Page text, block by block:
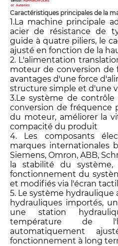
Caractéristiques principales de la
1.La machine principale
acier de résistance de
guide à quatre piliers, le
ajusté en fonction de la
2. L'alimentation
moteur de conversion de
avantages d'une force
structure simple et d'une
3.Le système de
conversion de fréquence
du moteur, améliorer la
compacité du produit
4. Les composants
marques internationales
Siemens, Omron, ABB,
la stabilité du
fonctionnement du
et modifiés via l'écran
5. Le système
hydrauliques importés,
une station
température de
automatiquement
fonctionnement à long